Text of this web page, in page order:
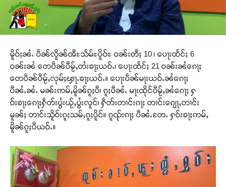
မိူဝ်ႈၼႆႉ ပဵၼ်လိူၼ်ၻီႊသႅမ်ႊပိူဝ်ႊ ဝၼ်းတီႈ 10 ၊ ပေႃးထႅင်ႈ 6
ဝၼ်းၼႆ တေပဵၼ်ပီမႂ်ႇတႆးၶႃႈယဝ်ႉ၊ ပေႃးထႅင်ႈ 21 ဝၼ်းၼႆၵေႃႈ
တေပဵၼ်ပီမႂ်ႇလုမ်ႈၾႃႉၶႃႈယဝ်ႉ။ ပေႃးပဵၼ်မႃးယဝ်ႉၼႆၵေႃႈ
ပီၼႆႉၼႆႉ မၼ်းဢမ်ႇမိူၼ်ၵူႈပီ၊ ၵူႈပီၼႆႉ မႃးထိုင်ပီမႂ်ႇၼႆၵေႃႈ ႁ
ဝ်းၶႃႈၵေႃႈႁဵတ်းပွႆးယႂ်ႇပွႆးလူင်၊ ႁဵတ်းတၢင်းၵႃႈ တၢင်းၵျေႃႇတၢင်း
မူၼ်ႈ တၢင်းသိူဝ်းၵူႈသမ်ႇၵူႈပိူင်။ ၵူၺ်းၵႃႈ ပီၼႆႉတႄႉ ႁဝ်းၶႃႈဢမ်ႇ
မိူၼ်ၵူႈပီယဝ်ႉ။